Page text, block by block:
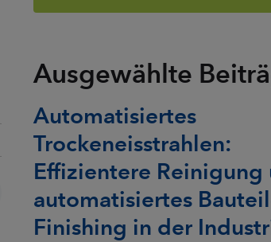
Ausgewählte
Automatisiertes
Trockeneisstrahlen:
Effizientere Reinigung
automatisiertes
Finishing in der